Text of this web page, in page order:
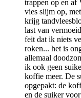
trappen op en
vies slijm op,
krijg
last van
feit dat ik niets
roken... het is
allemaal
ik ook geen
koffie meer. De
opgepakt: de
en de suiker